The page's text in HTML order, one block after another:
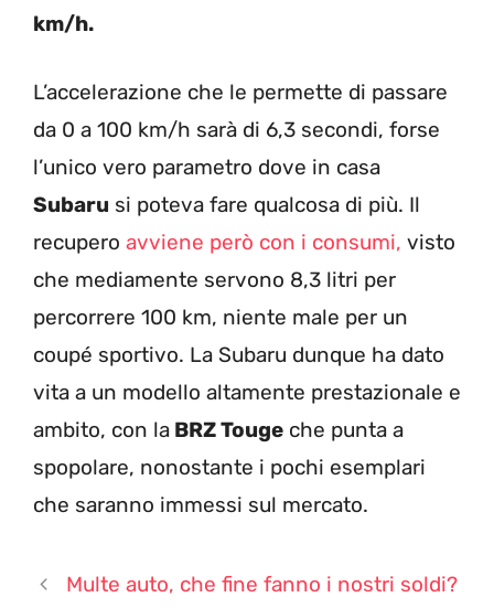
km/h.
L’accelerazione che le permette di passare
da 0 a 100 km/h sarà di 6,3 secondi, forse
l’unico vero parametro dove in casa
Subaru si poteva fare qualcosa di più. Il
recupero avviene però con i consumi, visto
che mediamente servono 8,3 litri per
percorrere 100 km, niente male per un
coupé sportivo. La Subaru dunque ha dato
vita a un modello altamente prestazionale e
ambito, con la BRZ Touge che punta a
spopolare, nonostante i pochi esemplari
che saranno immessi sul mercato.
Multe auto, che fine fanno i nostri soldi?